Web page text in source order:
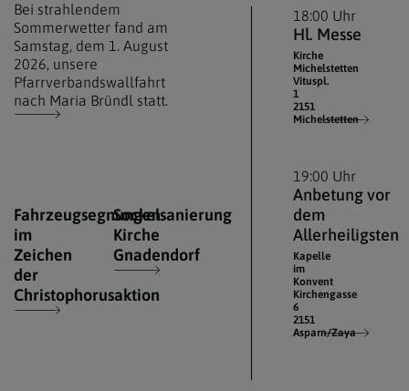
Bei strahlendem
Sommerwetter fand am
Samstag, dem 1. August
2026, unsere
Pfarrverbandswallfahrt
nach Maria Bründl statt.
Fahrzeugsegnungen
im
Zeichen
der
Christophorusaktion
Sockelsanierung
Kirche
Gnadendorf
18:00 Uhr
Hl. Messe
Kirche
Michelstetten
Vituspl.
1
2151
Michelstetten
19:00 Uhr
Anbetung vor
dem
Allerheiligsten
Kapelle
im
Konvent
Kirchengasse
6
2151
Asparn/Zaya